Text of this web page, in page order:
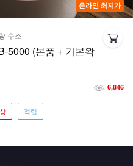
온라인 최저가
수조
5000 (본품 + 기본왁
6,846
적립